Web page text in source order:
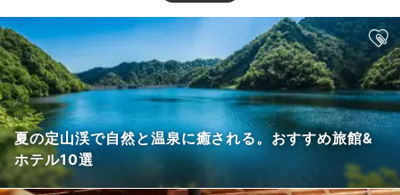
夏の定山渓で自然と温泉に癒される。おすすめ旅館&
ホテル10選